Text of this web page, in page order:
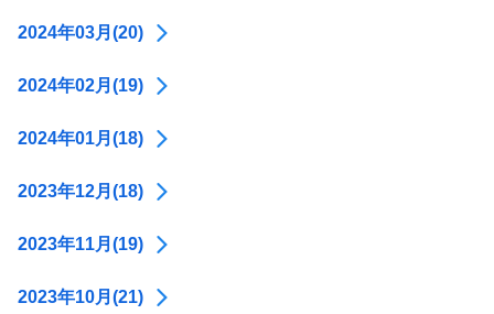
2024年03月(20)
2024年02月(19)
2024年01月(18)
2023年12月(18)
2023年11月(19)
2023年10月(21)